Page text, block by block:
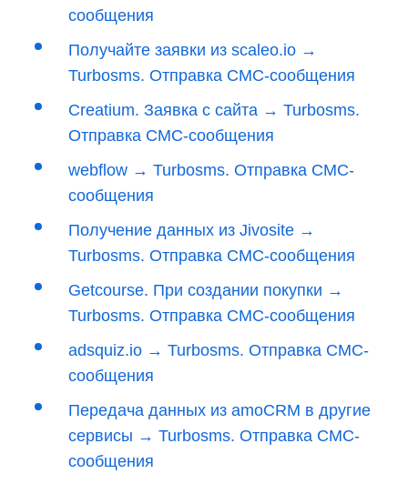
сообщения
Получайте заявки из scaleo.io →
Turbosms. Отправка СМС-сообщения
Creatium. Заявка с сайта → Turbosms.
Отправка СМС-сообщения
webflow → Turbosms. Отправка СМС-
сообщения
Получение данных из Jivosite →
Turbosms. Отправка СМС-сообщения
Getcourse. При создании покупки →
Turbosms. Отправка СМС-сообщения
adsquiz.io → Turbosms. Отправка СМС-
сообщения
Передача данных из amoCRM в другие
сервисы → Turbosms. Отправка СМС-
сообщения